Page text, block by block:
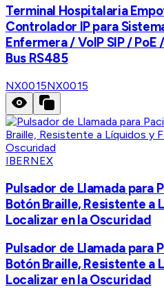
Terminal Hospitalaria
Controlador IP para
Enfermera / VoIP SIP /
Bus RS485
NX0015NX0015
IBERNEX
Pulsador de Llamada para
Botón Braille, Resistente a
Localizar en la Oscuridad
Pulsador de Llamada para
Botón Braille, Resistente a
Localizar en la Oscuridad